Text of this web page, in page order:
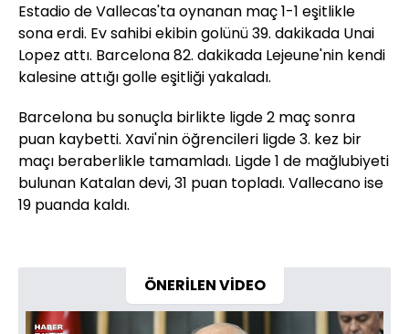
Estadio de Vallecas'ta oynanan maç 1-1 eşitlikle
sona erdi. Ev sahibi ekibin golünü 39. dakikada Unai
Lopez attı. Barcelona 82. dakikada Lejeune'nin kendi
kalesine attığı golle eşitliği yakaladı.
Barcelona bu sonuçla birlikte ligde 2 maç sonra
puan kaybetti. Xavi'nin öğrencileri ligde 3. kez bir
maçı beraberlikle tamamladı. Ligde 1 de mağlubiyeti
bulunan Katalan devi, 31 puan topladı. Vallecano ise
19 puanda kaldı.
ÖNERİLEN VİDEO